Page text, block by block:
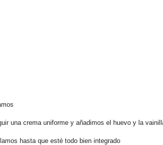
una crema uniforme y añadimos el huevo y la
hasta que esté todo bien integrado